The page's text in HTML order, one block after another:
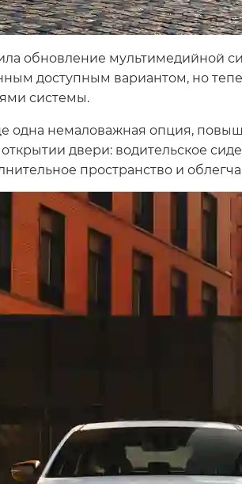
обновление мультимедийной
доступным вариантом, но
системы.
одна немаловажная опция,
двери: водительское
пространство и